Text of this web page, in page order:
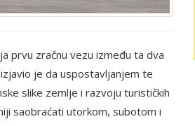
prvu zračnu vezu između ta dva
je da uspostavljanjem te
slike zemlje i razvoju turističkih
saobraćati utorkom, subotom i